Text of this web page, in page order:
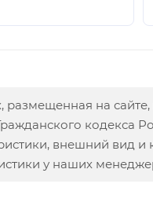
на
кодекса
внешний вид
у наших